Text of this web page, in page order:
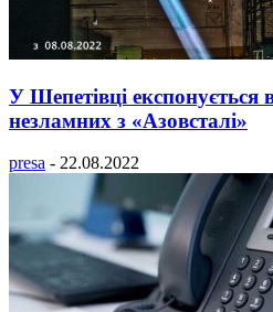
У Шепетівці експонується
незламних з «Азовсталі»
presa - 22.08.2022